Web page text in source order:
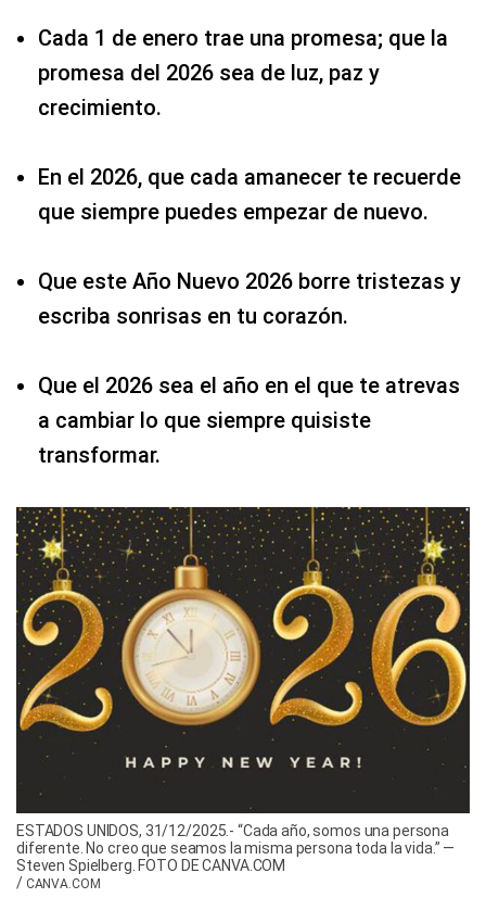
Cada 1 de enero trae una promesa; que la
promesa del 2026 sea de luz, paz y
crecimiento.
En el 2026, que cada amanecer te recuerde
que siempre puedes empezar de nuevo.
Que este Año Nuevo 2026 borre tristezas y
escriba sonrisas en tu corazón.
Que el 2026 sea el año en el que te atrevas
a cambiar lo que siempre quisiste
transformar.
ESTADOS UNIDOS, 31/12/2025.- “Cada año, somos una persona
diferente. No creo que seamos la misma persona toda la vida.” —
Steven Spielberg. FOTO DE CANVA.COM
/ CANVA.COM